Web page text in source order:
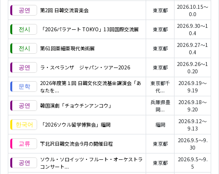
第2回 日韓交流音楽会 東京都
2026.10.15～
0.0
「2026パラアート TOKYO」13回国際交流展 東京都
2026.9.30～1
0.4
第61回亜細亜現代美術展 東京都
2026.9.27～1
0.4
ラ・スペランザ ジャパン・ツアー2026 東京都
2026.9.26～1
0.20
2026年度第１回 日韓文化交流基金講演会「あ
なたを...
東京都千
代...
2026.9.19～
9.19
韓国演劇「チョウチンアンコウ」
兵庫県豊
岡...
2026.9.18～
9.20
「2026ソウル留学博覧会」福岡 福岡
2026.9.12～
9.13
下北沢日韓交流会-9月の開催日程 東京都
2026.9.5～9.
30
ソウル・ソロイッツ・フルート・オーケストラ
コンサート...
東京都
2026.9.5～9.
5